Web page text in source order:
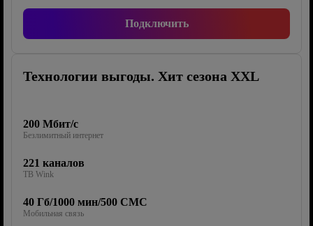
Подключить
Технологии выгоды. Хит сезона XXL
200 Мбит/с
Безлимитный интернет
221 каналов
ТВ Wink
40 Гб/1000 мин/500 СМС
Мобильная связь